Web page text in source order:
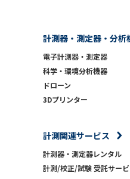
計測器・測定器・分析
電子計測器・測定器
科学・環境分析機器
ドローン
3Dプリンター
計測関連サービス
計測器・測定器レンタル
計測/校正/試験 受託サー